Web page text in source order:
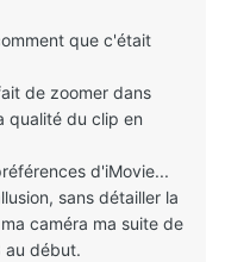
que c'était
de zoomer dans
qualité du clip en
d'iMovie...
sans détailler la
caméra ma suite de
au début.